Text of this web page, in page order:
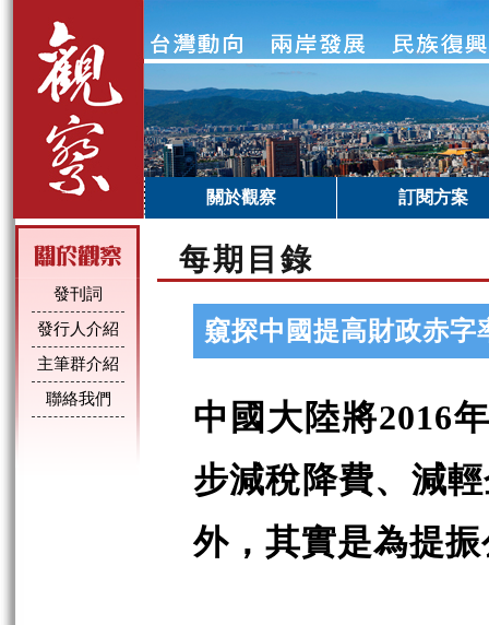
關於觀察 訂閱方案
發刊詞
發行人介紹
主筆群介紹
聯絡我們
每期目錄
窺探中國提高財政赤字
中國大陸將2016
步減稅降費、減
外，其實是為提